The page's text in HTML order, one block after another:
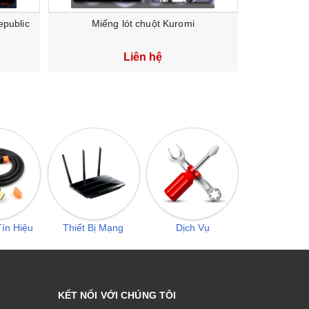
Miếng lót chuột Kuromi
Liên hệ
Hiệu Thiết Bị Mạng Dịch Vụ
KẾT NỐI VỚI CHÚNG TÔI